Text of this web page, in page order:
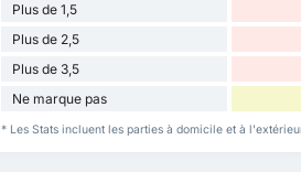
Plus de 1,5
Plus de 2,5
Plus de 3,5
Ne marque pas
* Les Stats incluent les parties à domicile et à